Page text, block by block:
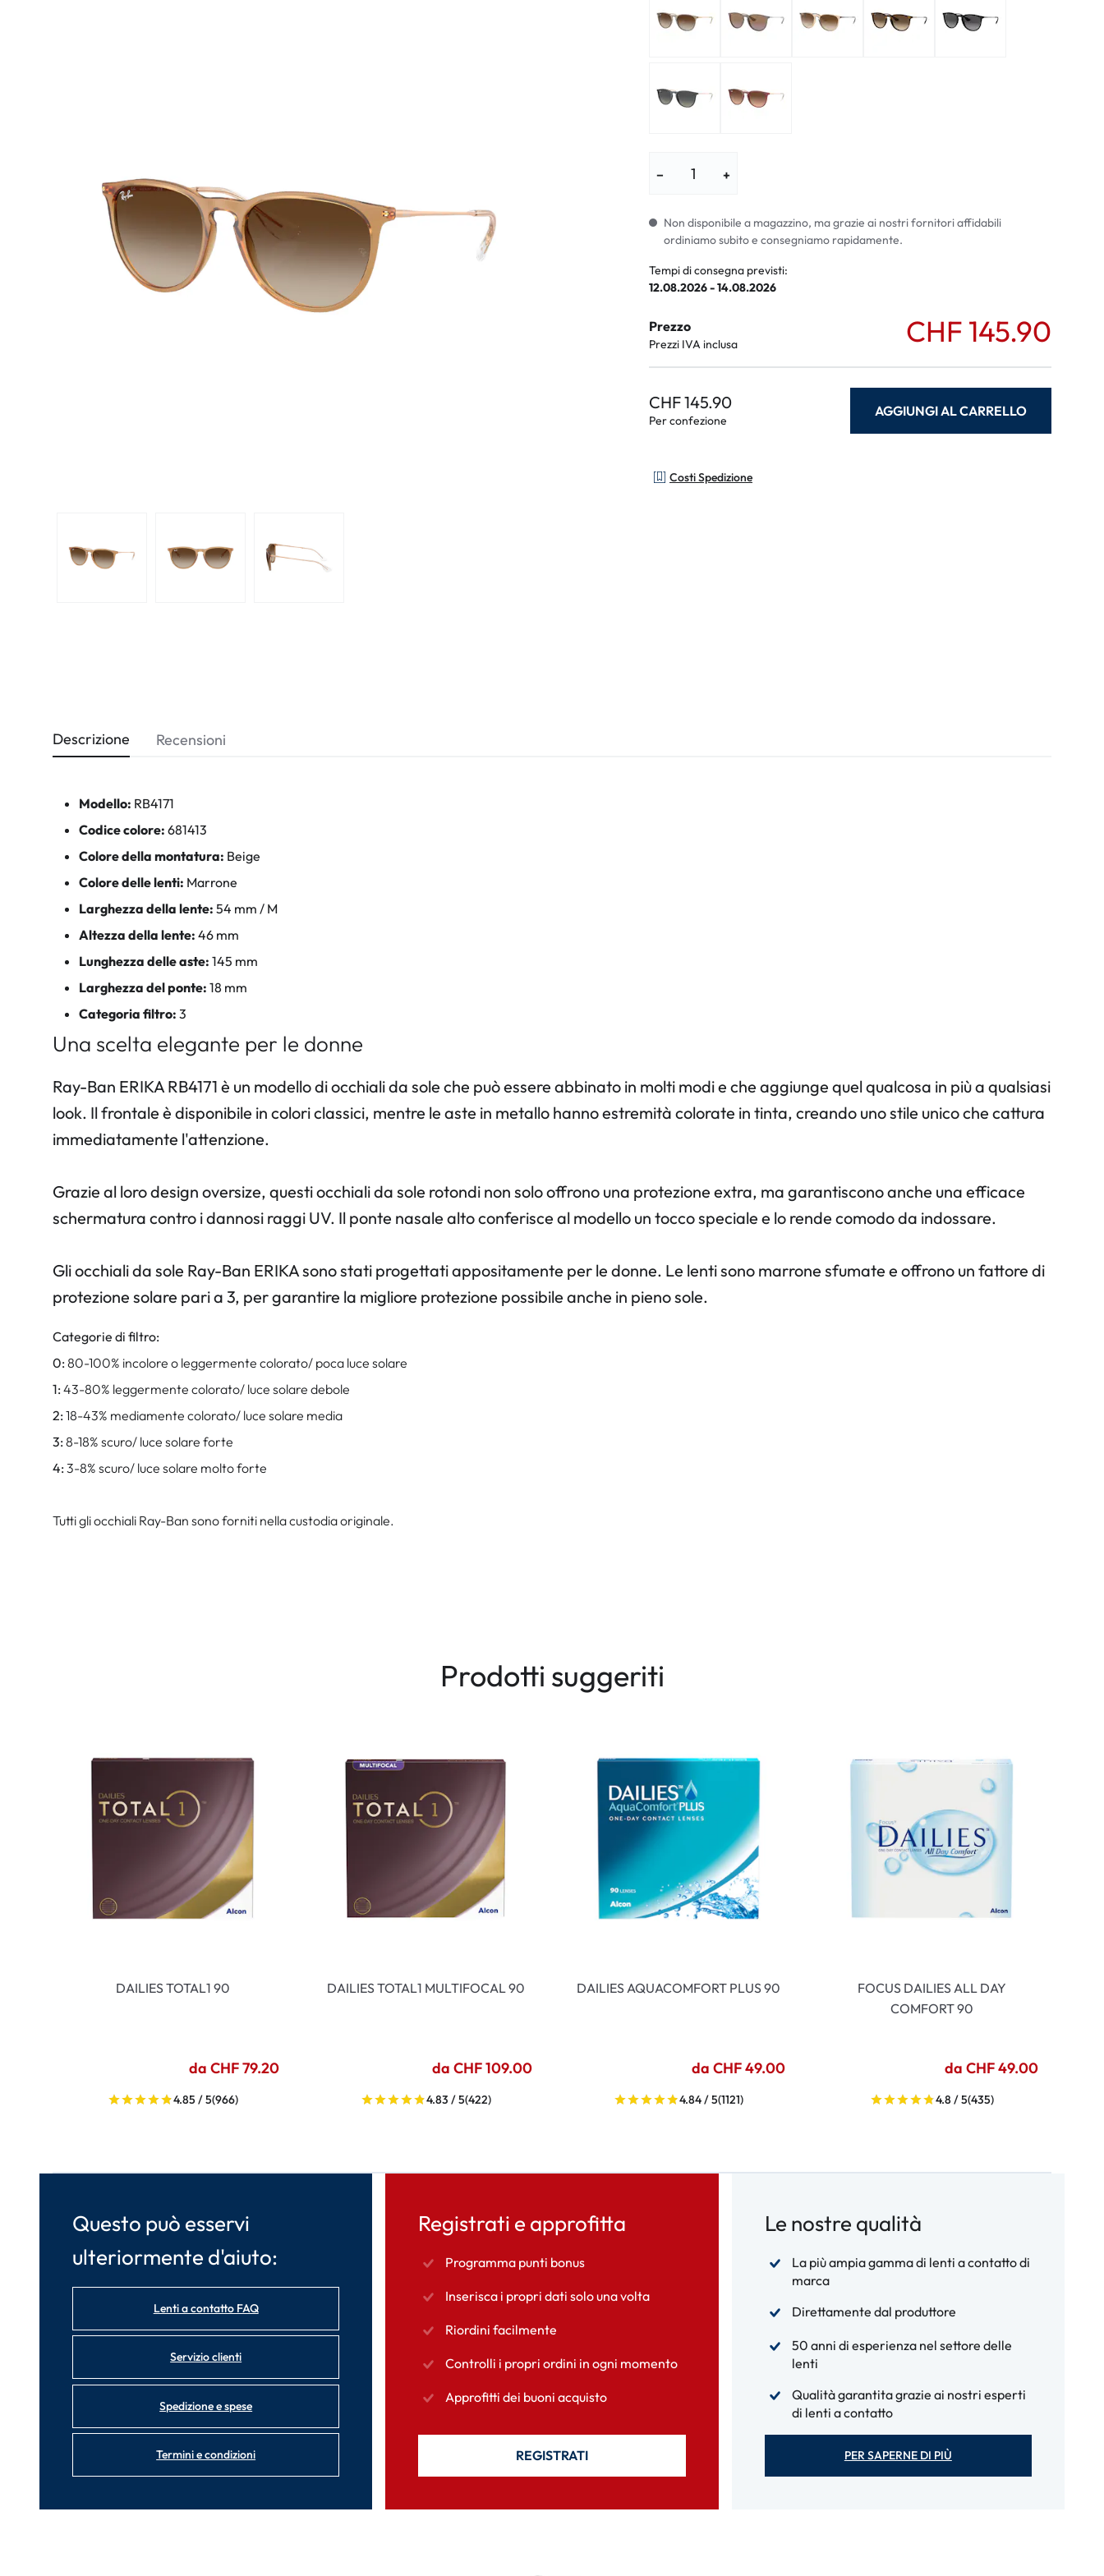
Sintomi normali
− +
Non disponibile a magazzino, ma grazie ai nostri fornitori affidabili
ordiniamo subito e consegniamo rapidamente.
Tempi di consegna previsti:
12.08.2026 - 14.08.2026
Prezzo
Prezzi IVA inclusa CHF 145.90
CHF 145.90
Per confezione
AGGIUNGI AL CARRELLO
Costi Spedizione
Descrizione
Modello: RB4171
Codice colore: 681413
Colore della montatura: Beige
Colore delle lenti: Marrone
Larghezza della lente: 54 mm / M
Altezza della lente: 46 mm
Lunghezza delle aste: 145 mm
Larghezza del ponte: 18 mm
Categoria filtro: 3
Una scelta elegante per le donne
Ray-Ban ERIKA RB4171 è un modello di occhiali da sole che può essere abbinato in molti modi e che aggiunge quel qualcosa in più a qualsiasi
look. Il frontale è disponibile in colori classici, mentre le aste in metallo hanno estremità colorate in tinta, creando uno stile unico che cattura
immediatamente l'attenzione.
Grazie al loro design oversize, questi occhiali da sole rotondi non solo offrono una protezione extra, ma garantiscono anche una efficace
schermatura contro i dannosi raggi UV. Il ponte nasale alto conferisce al modello un tocco speciale e lo rende comodo da indossare.
Gli occhiali da sole Ray-Ban ERIKA sono stati progettati appositamente per le donne. Le lenti sono marrone sfumate e offrono un fattore di
protezione solare pari a 3, per garantire la migliore protezione possibile anche in pieno sole.
Categorie di filtro:
0: 80-100% incolore o leggermente colorato/ poca luce solare
1: 43-80% leggermente colorato/ luce solare debole
2: 18-43% mediamente colorato/ luce solare media
3: 8-18% scuro/ luce solare forte
4: 3-8% scuro/ luce solare molto forte
Tutti gli occhiali Ray-Ban sono forniti nella custodia originale.
Recensioni
Prodotti suggeriti
DAILIES TOTAL1 90
da CHF 79.20
4.85 / 5(966)
DAILIES TOTAL1 MULTIFOCAL 90
da CHF 109.00
4.83 / 5(422)
DAILIES AQUACOMFORT PLUS 90
da CHF 49.00
4.84 / 5(1121)
FOCUS DAILIES ALL DAY
COMFORT 90
da CHF 49.00
4.8 / 5(435)
Questo può esservi
ulteriormente d'aiuto:
Lenti a contatto FAQ
Servizio clienti
Spedizione e spese
Termini e condizioni
Registrati e approfitta
Programma punti bonus
Inserisca i propri dati solo una volta
Riordini facilmente
Controlli i propri ordini in ogni momento
Approfitti dei buoni acquisto
REGISTRATI
Le nostre qualità
La più ampia gamma di lenti a contatto di
marca
Direttamente dal produttore
50 anni di esperienza nel settore delle
lenti
Qualità garantita grazie ai nostri esperti
di lenti a contatto
PER SAPERNE DI PIÙ